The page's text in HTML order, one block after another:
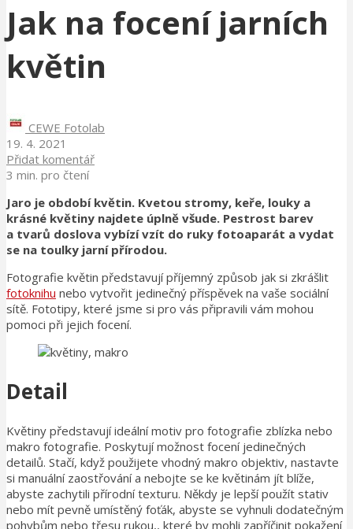
Jak na focení jarních
květin
CEWE Fotolab
19. 4. 2021
Přidat komentář
3 min. pro čtení
Jaro je období květin. Kvetou stromy, keře, louky a
krásné květiny najdete úplně všude. Pestrost barev
a tvarů doslova vybízí vzít do ruky fotoaparát a vydat
se na toulky jarní přírodou.
Fotografie květin představují příjemný způsob jak si zkrášlit
fotoknihu nebo vytvořit jedinečný příspěvek na vaše sociální
sítě. Fototipy, které jsme si pro vás připravili vám mohou
pomoci při jejich focení.
Detail
Květiny představují ideální motiv pro fotografie zblízka nebo
makro fotografie. Poskytují možnost focení jedinečných
detailů. Stačí, když použijete vhodný makro objektiv, nastavte
si manuální zaostřování a nebojte se ke květinám jít blíže,
abyste zachytili přírodní texturu. Někdy je lepší použít stativ
nebo mít pevně umístěný foťák, abyste se vyhnuli dodatečným
pohybům nebo třesu rukou,, které by mohli zapříčinit pokažení